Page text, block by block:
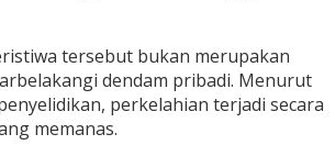
tersebut bukan merupakan
dendam pribadi. Menurut
perkelahian terjadi secara
memanas.